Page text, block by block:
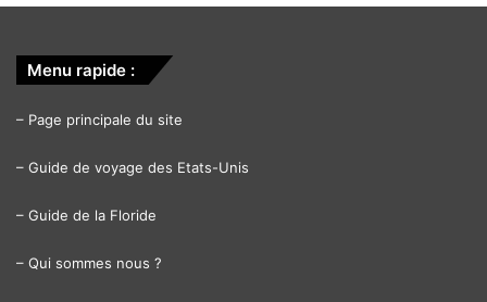
Menu rapide :
– Page principale du site
– Guide de voyage des Etats-Unis
– Guide de la Floride
– Qui sommes nous ?